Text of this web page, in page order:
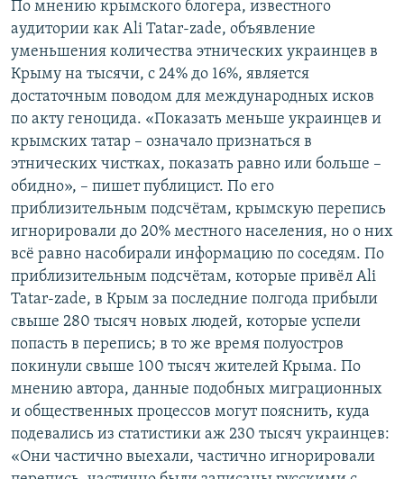
По мнению крымского блогера, известного
аудитории как Ali Tatar-zade, объявление
уменьшения количества этнических украинцев в
Крыму на тысячи, с 24% до 16%, является
достаточным поводом для международных исков
по акту геноцида. «Показать меньше украинцев и
крымских татар – означало признаться в
этнических чистках, показать равно или больше –
обидно», – пишет публицист. По его
приблизительным подсчётам, крымскую перепись
игнорировали до 20% местного населения, но о них
всё равно насобирали информацию по соседям. По
приблизительным подсчётам, которые привёл Ali
Tatar-zade, в Крым за последние полгода прибыли
свыше 280 тысяч новых людей, которые успели
попасть в перепись; в то же время полуостров
покинули свыше 100 тысяч жителей Крыма. По
мнению автора, данные подобных миграционных
и общественных процессов могут пояснить, куда
подевались из статистики аж 230 тысяч украинцев:
«Они частично выехали, частично игнорировали